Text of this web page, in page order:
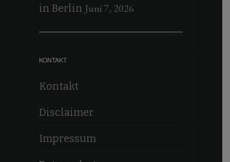
in Berlin Juni 7, 2026
KONTAKT
Kontakt
Disclaimer
Impressum